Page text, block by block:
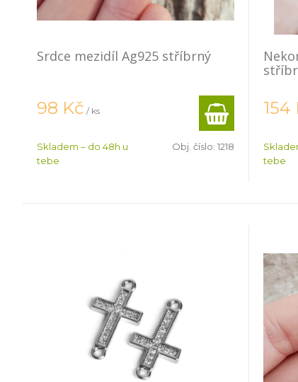
Srdce mezidíl Ag925 stříbrný
98 Kč / ks
Skladem – do 48h u
tebe
Obj. číslo: 1218
154
tebe